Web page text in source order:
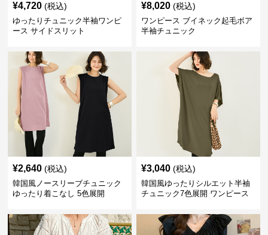
¥4,720 (税込)
ゆったりチュニック半袖ワンピ
ース サイドスリット
¥8,020 (税込)
ワンピース ブイネック起毛ボア
半袖チュニック
¥2,640 (税込)
韓国風ノースリーブチュニック
ゆったり着こなし 5色展開
¥3,040 (税込)
韓国風ゆったりシルエット半袖
チュニック7色展開 ワンピース